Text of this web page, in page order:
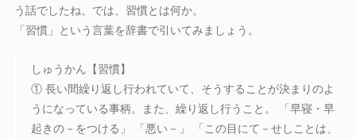
う話でしたね。では、習慣とは何か。
「習慣」という言葉を辞書で引いてみましょう。
しゅうかん【習慣】
① 長い間繰り返し行われていて、そうすることが決まりのよ
うになっている事柄。また、繰り返し行うこと。 「早寝・早
起きの－をつける」 「悪い－」 「この目にて－せしことは、